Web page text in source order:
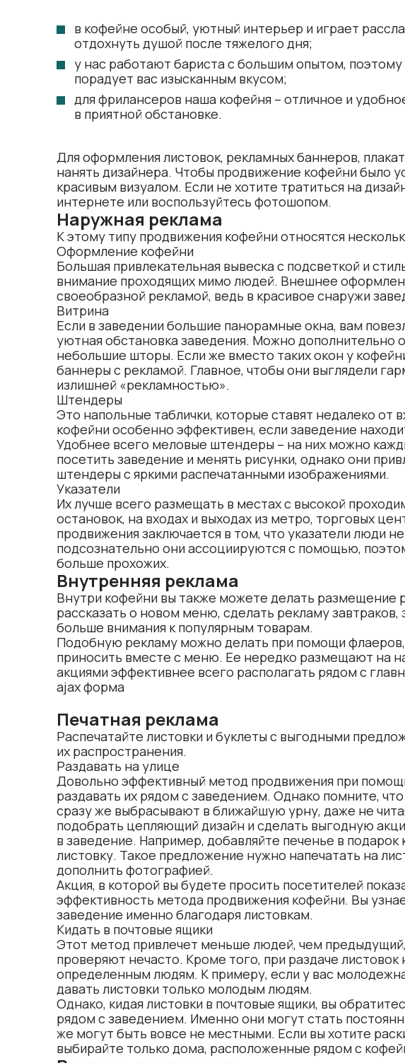
в кофейне особый, уютный интерьер и играет
отдохнуть душой после тяжелого дня;
у нас работают бариста с большим опытом,
порадует вас изысканным вкусом;
для фрилансеров наша кофейня – отличное и
в приятной обстановке.
Для оформления листовок, рекламных баннеров,
нанять дизайнера. Чтобы продвижение кофейни было
красивым визуалом. Если не хотите тратиться на
интернете или воспользуйтесь фотошопом.
Наружная реклама
К этому типу продвижения кофейни относятся
Оформление кофейни
Большая привлекательная вывеска с подсветкой и
внимание проходящих мимо людей. Внешнее
своеобразной рекламой, ведь в красивое снаружи
Витрина
Если в заведении большие панорамные окна, вам
уютная обстановка заведения. Можно дополнительно
небольшие шторы. Если же вместо таких окон у
баннеры с рекламой. Главное, чтобы они выглядели
излишней «рекламностью».
Штендеры
Это напольные таблички, которые ставят недалеко от
кофейни особенно эффективен, если заведение
Удобнее всего меловые штендеры – на них можно
посетить заведение и менять рисунки, однако они
штендеры с яркими распечатанными изображениями.
Указатели
Их лучше всего размещать в местах с высокой
остановок, на входах и выходах из метро, торговых
продвижения заключается в том, что указатели люди
подсознательно они ассоциируются с помощью,
больше прохожих.
Внутренняя реклама
Внутри кофейни вы также можете делать размещение
рассказать о новом меню, сделать рекламу завтраков,
больше внимания к популярным товарам.
Подобную рекламу можно делать при помощи
приносить вместе с меню. Ее нередко размещают на
акциями эффективнее всего располагать рядом с
ajax форма
Печатная реклама
Распечатайте листовки и буклеты с выгодными
их распространения.
Раздавать на улице
Довольно эффективный метод продвижения при
раздавать их рядом с заведением. Однако помните,
сразу же выбрасывают в ближайшую урну, даже не
подобрать цепляющий дизайн и сделать выгодную
в заведение. Например, добавляйте печенье в подарок
листовку. Такое предложение нужно напечатать на
дополнить фотографией.
Акция, в которой вы будете просить посетителей
эффективность метода продвижения кофейни. Вы
заведение именно благодаря листовкам.
Кидать в почтовые ящики
Этот метод привлечет меньше людей, чем
проверяют нечасто. Кроме того, при раздаче
определенным людям. К примеру, если у вас
давать листовки только молодым людям.
Однако, кидая листовки в почтовые ящики, вы
рядом с заведением. Именно они могут стать
же могут быть вовсе не местными. Если вы хотите
выбирайте только дома, расположенные рядом с